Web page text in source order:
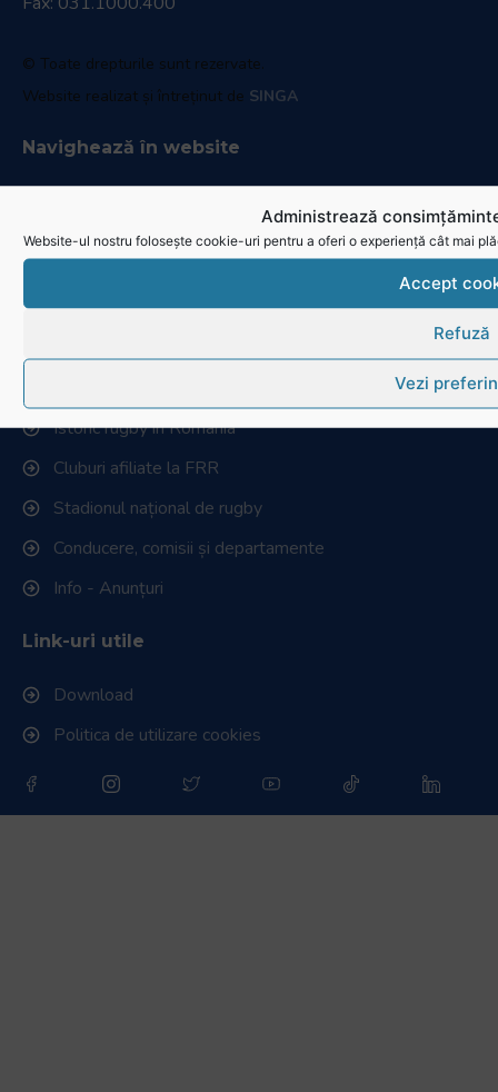
Administrează
Website-ul nostru folosește cookie-uri pentru a oferi o experiență cât mai
Accept
Refuză
Vezi
© Toate drepturile sunt rezervate.
Website realizat și întreținut de SINGA
Navighează în website
Transmisii live și reluări
Istoric rugby în România
Cluburi afiliate la FRR
Stadionul național de rugby
Conducere, comisii și departamente
Info - Anunțuri
Link-uri utile
Download
Politica de utilizare cookies